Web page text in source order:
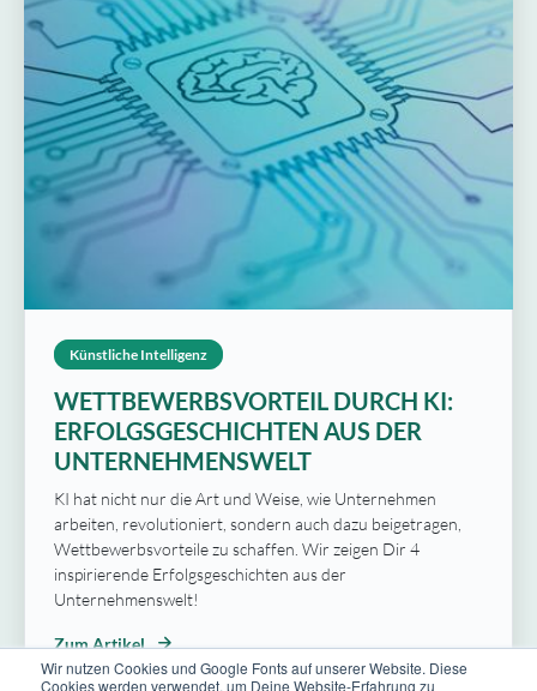
Wir nutzen Cookies und Google Fonts auf unserer Website. Diese
Cookies werden verwendet, um Deine Website-Erfahrung zu
Künstliche Intelligenz
WETTBEWERBSVORTEIL DURCH KI:
ERFOLGSGESCHICHTEN AUS DER
UNTERNEHMENSWELT
KI hat nicht nur die Art und Weise, wie Unternehmen
arbeiten, revolutioniert, sondern auch dazu beigetragen,
Wettbewerbsvorteile zu schaffen. Wir zeigen Dir 4
inspirierende Erfolgsgeschichten aus der
Unternehmenswelt!
Zum Artikel